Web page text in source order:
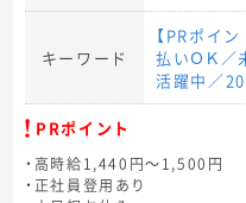
キーワード
【PRポイ
払いＯＫ／
活躍中／
PRポイント
・高時給1,440円～1,500円
・正社員登用あり